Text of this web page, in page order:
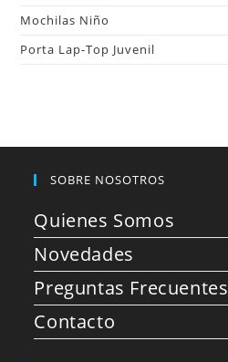
Mochilas Niño
Porta Lap-Top Juvenil
SOBRE NOSOTROS
Quienes Somos
Novedades
Preguntas Frecuentes
Contacto